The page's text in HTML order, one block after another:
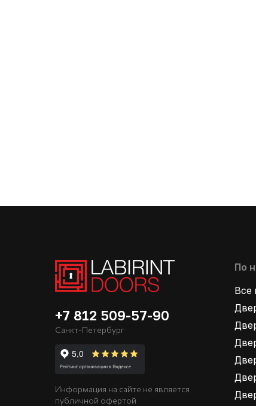
+7 812 509-57-90
Санкт-Петербург
Информация на сайте не является
публичной офертой
По
Все